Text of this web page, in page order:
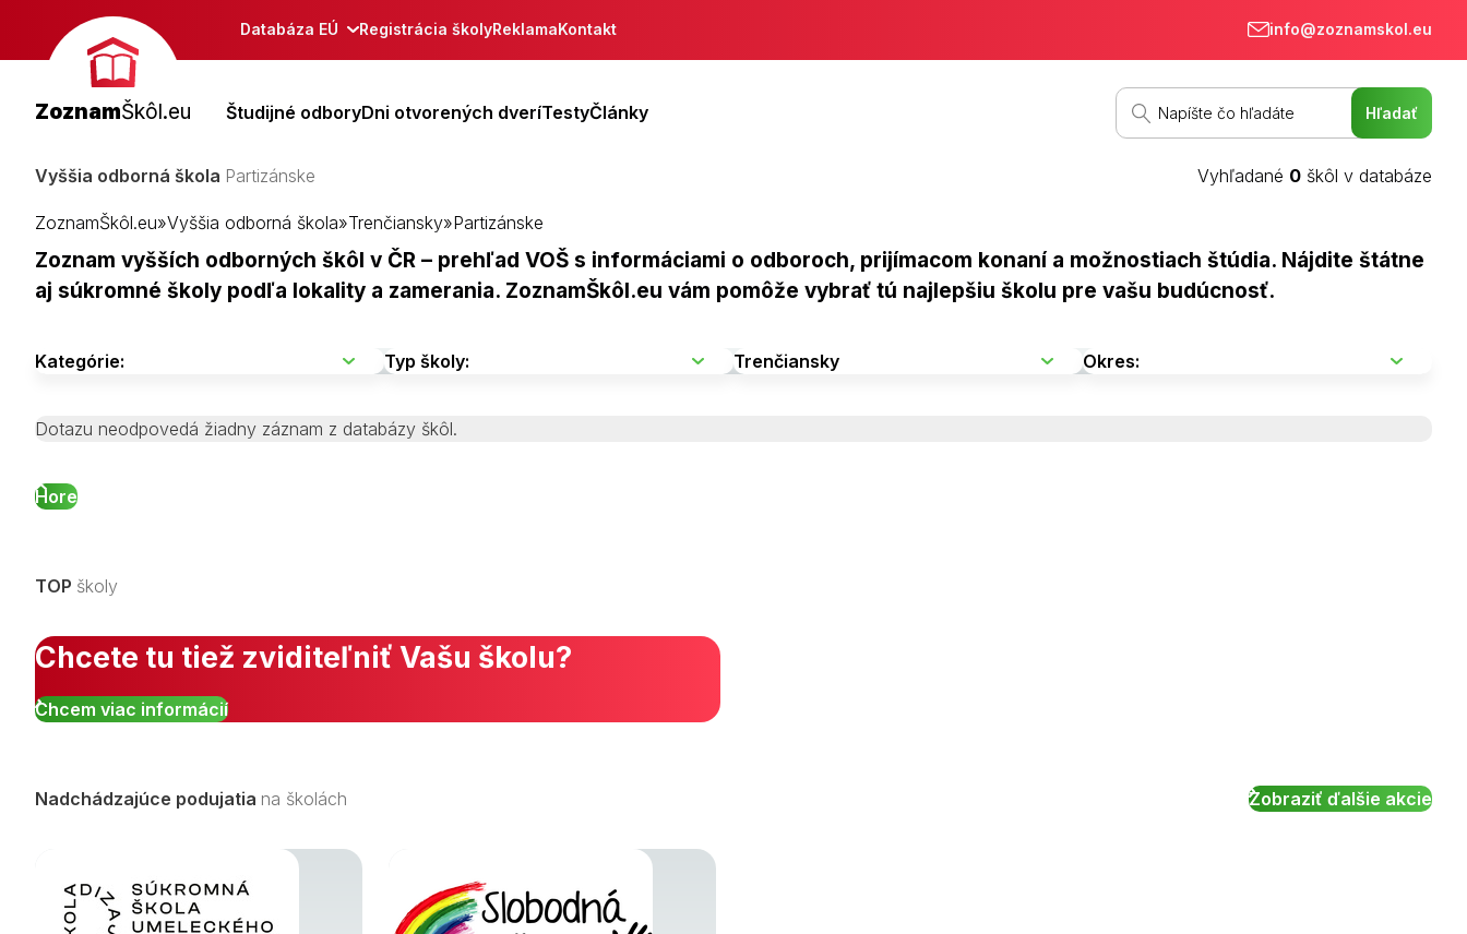
Databáza EÚ Registrácia školyReklamaKontakt info@zoznamskol.eu
ZoznamŠkôl.eu Študijné odboryDni otvorených dveríTestyČlánky
Vyššia odborná škola Partizánske Vyhľadané 0 škôl v databáze
ZoznamŠkôl.eu»Vyššia odborná škola»Trenčiansky»Partizánske
Zoznam vyšších odborných škôl v ČR – prehľad VOŠ s informáciami o odboroch, prijímacom konaní a možnostiach štúdia. Nájdite štátne
aj súkromné školy podľa lokality a zamerania. ZoznamŠkôl.eu vám pomôže vybrať tú najlepšiu školu pre vašu budúcnosť.
Dotazu neodpovedá žiadny záznam z databázy škôl.
Hore
TOP školy
Chcete tu tiež zviditeľniť Vašu školu?
Chcem viac informácií
Nadchádzajúce podujatia na školách Zobraziť ďalšie akcie